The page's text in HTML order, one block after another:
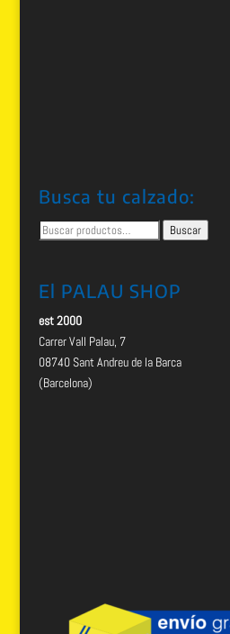
Busca tu calzado:
Buscar
por:
Buscar
El PALAU SHOP
est 2000
Carrer Vall Palau, 7
08740 Sant Andreu de la Barca
(Barcelona)